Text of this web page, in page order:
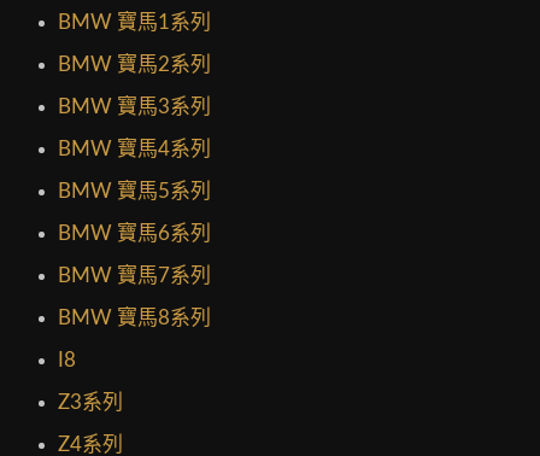
BMW 寶馬1系列
BMW 寶馬2系列
BMW 寶馬3系列
BMW 寶馬4系列
BMW 寶馬5系列
BMW 寶馬6系列
BMW 寶馬7系列
BMW 寶馬8系列
I8
Z3系列
Z4系列